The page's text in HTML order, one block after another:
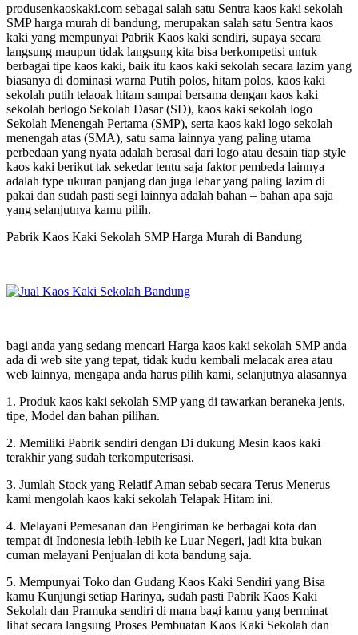
produsenkaoskaki.com sebagai salah satu Sentra kaos kaki sekolah
SMP harga murah di bandung, merupakan salah satu Sentra kaos
kaki yang mempunyai Pabrik Kaos kaki sendiri, supaya secara
langsung maupun tidak langsung kita bisa berkompetisi untuk
berbagai tipe kaos kaki, baik itu kaos kaki sekolah secara lazim yang
biasanya di dominasi warna Putih polos, hitam polos, kaos kaki
sekolah putih telaoak hitam sampai bersama dengan kaos kaki
sekolah berlogo Sekolah Dasar (SD), kaos kaki sekolah logo
Sekolah Menengah Pertama (SMP), serta kaos kaki logo sekolah
menengah atas (SMA), satu sama lainnya yang paling utama
perbedaan yang nyata adalah berasal dari logo atau desain tiap style
kaos kaki berikut tak sekedar tentu saja faktor pembeda lainnya
adalah type ukuran panjang dan juga lebar yang paling lazim di
pakai dan sudah pasti segi lainnya adalah bahan – bahan apa saja
yang selanjutnya kamu pilih.
Pabrik Kaos Kaki Sekolah SMP Harga Murah di Bandung
bagi anda yang sedang mencari Harga kaos kaki sekolah SMP anda
ada di web site yang tepat, tidak kudu kembali melacak area atau
web lainnya, mengapa anda harus pilih kami, selanjutnya alasannya
1. Produk kaos kaki sekolah SMP yang di tawarkan beraneka jenis,
tipe, Model dan bahan pilihan.
2. Memiliki Pabrik sendiri dengan Di dukung Mesin kaos kaki
terakhir yang sudah terkomputerisasi.
3. Jumlah Stock yang Relatif Aman sebab secara Terus Menerus
kami mengolah kaos kaki sekolah Telapak Hitam ini.
4. Melayani Pemesanan dan Pengiriman ke berbagai kota dan
tempat di Indonesia lebih-lebih ke Luar Negeri, jadi kita bukan
cuman melayani Penjualan di kota bandung saja.
5. Mempunyai Toko dan Gudang Kaos Kaki Sendiri yang Bisa
kamu Kunjungi setiap Harinya, sudah pasti Pabrik Kaos Kaki
Sekolah dan Pramuka sendiri di mana bagi kamu yang berminat
lihat secara langsung Proses Pembuatan Kaos Kaki Sekolah dan